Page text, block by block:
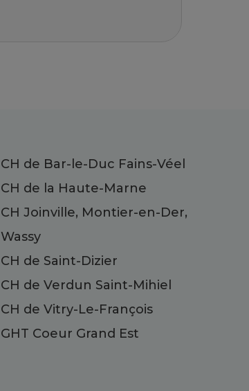
CH de Bar-le-Duc Fains-Véel
CH de la Haute-Marne
CH Joinville, Montier-en-Der,
Wassy
CH de Saint-Dizier
CH de Verdun Saint-Mihiel
CH de Vitry-Le-François
GHT Coeur Grand Est